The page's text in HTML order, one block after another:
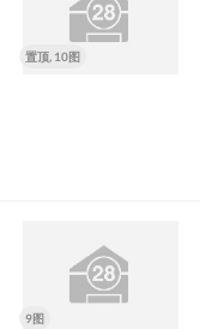
置顶, 10图
9图